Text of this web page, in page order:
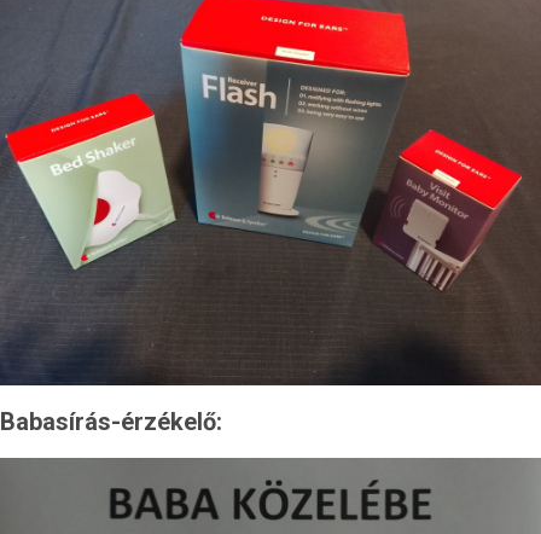
Babasírás-érzékelő: